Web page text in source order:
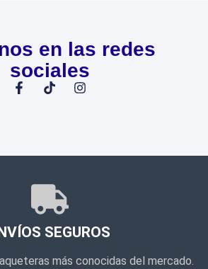
en las redes
sociales
SEGUROS
más conocidas del mercado.